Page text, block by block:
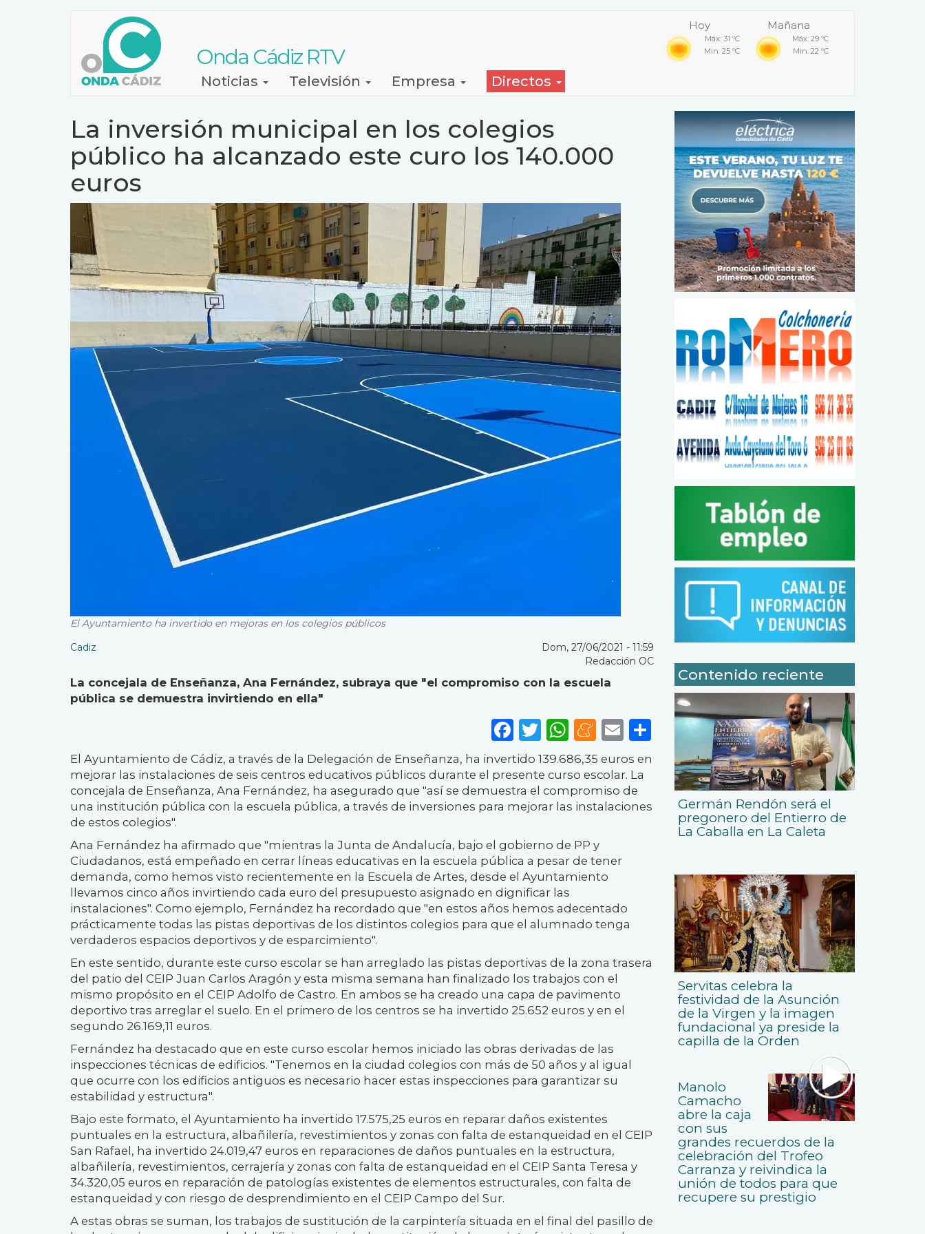
Onda Cádiz RTV
Hoy
Máx: 31 ºC
Min: 25 ºC
Mañana
Máx: 29 ºC
Min: 22 ºC
NavegaciónNoticias Televisión Empresa Directos
La inversión municipal en los colegios
público ha alcanzado este curo los 140.000
euros
El Ayuntamiento ha invertido en mejoras en los colegios públicos
Cadiz
Dom, 27/06/2021 - 11:59
Redacción OC
La concejala de Enseñanza, Ana Fernández, subraya que "el compromiso con la escuela
pública se demuestra invirtiendo en ella"
Facebook
Twitter
WhatsApp
Meneame
Email
Share
El Ayuntamiento de Cádiz, a través de la Delegación de Enseñanza, ha invertido 139.686,35 euros en
mejorar las instalaciones de seis centros educativos públicos durante el presente curso escolar. La
concejala de Enseñanza, Ana Fernández, ha asegurado que "así se demuestra el compromiso de
una institución pública con la escuela pública, a través de inversiones para mejorar las instalaciones
de estos colegios".
Ana Fernández ha afirmado que "mientras la Junta de Andalucía, bajo el gobierno de PP y
Ciudadanos, está empeñado en cerrar líneas educativas en la escuela pública a pesar de tener
demanda, como hemos visto recientemente en la Escuela de Artes, desde el Ayuntamiento
llevamos cinco años invirtiendo cada euro del presupuesto asignado en dignificar las
instalaciones". Como ejemplo, Fernández ha recordado que "en estos años hemos adecentado
prácticamente todas las pistas deportivas de los distintos colegios para que el alumnado tenga
verdaderos espacios deportivos y de esparcimiento".
En este sentido, durante este curso escolar se han arreglado las pistas deportivas de la zona trasera
del patio del CEIP Juan Carlos Aragón y esta misma semana han finalizado los trabajos con el
mismo propósito en el CEIP Adolfo de Castro. En ambos se ha creado una capa de pavimento
deportivo tras arreglar el suelo. En el primero de los centros se ha invertido 25.652 euros y en el
segundo 26.169,11 euros.
Fernández ha destacado que en este curso escolar hemos iniciado las obras derivadas de las
inspecciones técnicas de edificios. "Tenemos en la ciudad colegios con más de 50 años y al igual
que ocurre con los edificios antiguos es necesario hacer estas inspecciones para garantizar su
estabilidad y estructura".
Bajo este formato, el Ayuntamiento ha invertido 17.575,25 euros en reparar daños existentes
puntuales en la estructura, albañilería, revestimientos y zonas con falta de estanqueidad en el CEIP
San Rafael, ha invertido 24.019,47 euros en reparaciones de daños puntuales en la estructura,
albañilería, revestimientos, cerrajería y zonas con falta de estanqueidad en el CEIP Santa Teresa y
34.320,05 euros en reparación de patologías existentes de elementos estructurales, con falta de
estanqueidad y con riesgo de desprendimiento en el CEIP Campo del Sur.
A estas obras se suman, los trabajos de sustitución de la carpintería situada en el final del pasillo de
Contenido reciente
Germán Rendón será el
pregonero del Entierro de
La Caballa en La Caleta
Servitas celebra la
festividad de la Asunción
de la Virgen y la imagen
fundacional ya preside la
capilla de la Orden
Manolo
Camacho
abre la caja
con sus
grandes recuerdos de la
celebración del Trofeo
Carranza y reivindica la
unión de todos para que
recupere su prestigio